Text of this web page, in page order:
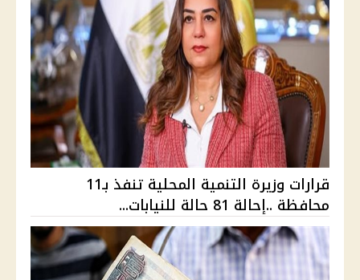
قرارات وزيرة التنمية المحلية تنفذ بـ11
محافظة ..إحالة 81 حالة للنيابات...